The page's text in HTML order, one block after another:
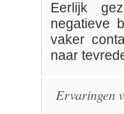
Eerlijk
negatieve
vaker
naar
Ervaringen